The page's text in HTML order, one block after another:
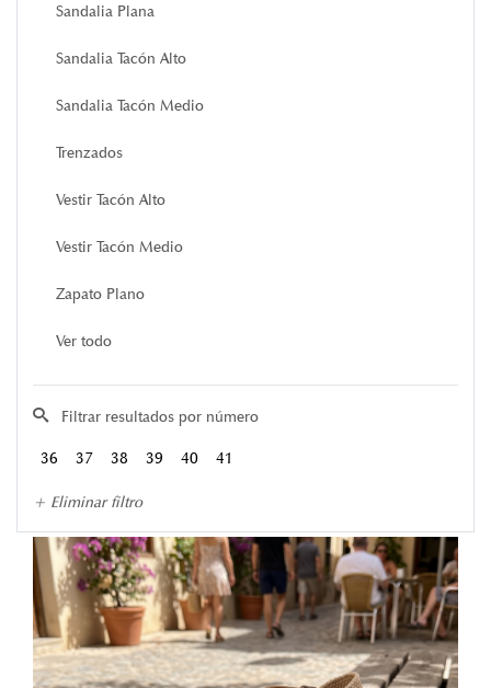
Sandalia Plana
Sandalia Tacón Alto
Sandalia Tacón Medio
Trenzados
Vestir Tacón Alto
Vestir Tacón Medio
Zapato Plano
Ver todo
Filtrar resultados por número
36 37 38 39 40 41
+ Eliminar filtro